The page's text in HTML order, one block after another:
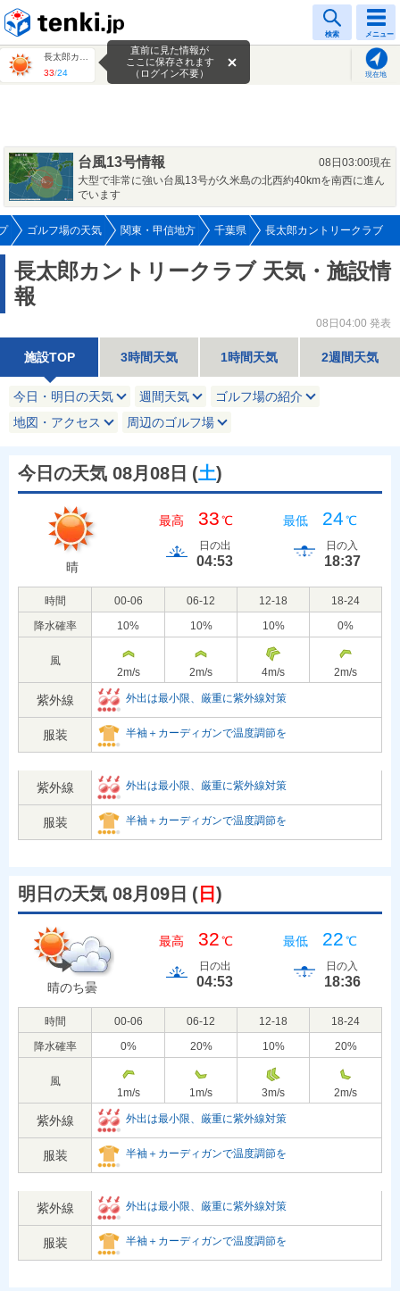
検索 メニュー
33/24 現在地
直前に見た情報が
ここに保存されます
（ログイン不要）
台風13号情報
08日03:00現在
大型で非常に強い台風13号が久米島の北西約40kmを南西に進ん
でいます
ゴルフ場の天気 関東・甲信地方 千葉県 長太郎カントリークラブ
長太郎カントリークラブ 天気・施設情
報
08日04:00 発表
施設TOP 3時間天気 1時間天気 2週間天気
今日・明日の天気 週間天気
ゴルフ場の紹介
地図・アクセス
周辺のゴルフ場
今日の天気 08月08日 (土)
晴
最高 33℃ 最低 24℃
日の出
04:53
日の入
18:37
時間 00-06 06-12 12-18
18-24
降水確率
10% 10% 10% 0%
風
2m/s 2m/s 4m/s 2m/s
紫外線 外出は最小限、厳重に紫外線対策
服装 半袖＋カーディガンで温度調節を
紫外線 外出は最小限、厳重に紫外線対策
服装 半袖＋カーディガンで温度調節を
明日の天気 08月09日 ( 日 )
晴のち曇
最高 32℃ 最低 22℃
日の出
04:53
日の入
18:36
時間 00-06 06-12 12-18
18-24
降水確率
0% 20% 10% 20%
風
1m/s 1m/s 3m/s 2m/s
紫外線 外出は最小限、厳重に紫外線対策
服装 半袖＋カーディガンで温度調節を
紫外線 外出は最小限、厳重に紫外線対策
服装 半袖＋カーディガンで温度調節を